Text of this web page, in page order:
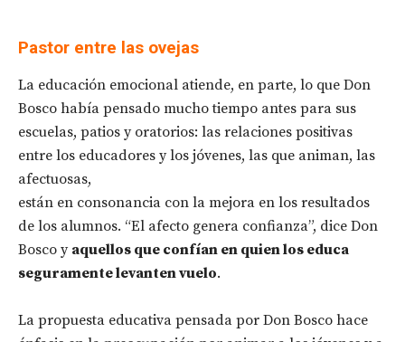
Pastor entre las ovejas
La educación emocional atiende, en parte, lo que Don
Bosco había pensado mucho tiempo antes para sus
escuelas, patios y oratorios: las relaciones positivas
entre los educadores y los jóvenes, las que animan, las
afectuosas,
están en consonancia con la mejora en los resultados
de los alumnos. “El afecto genera confianza”, dice Don
Bosco y aquellos que confían en quien los educa
seguramente levanten vuelo.
La propuesta educativa pensada por Don Bosco hace